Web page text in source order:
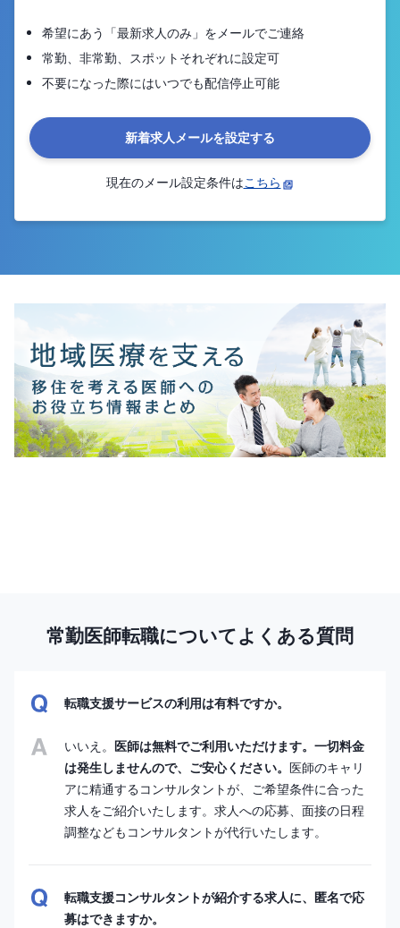
希望にあう「最新求人のみ」をメールでご連絡
常勤、非常勤、スポットそれぞれに設定可
不要になった際にはいつでも配信停止可能
新着求人メールを設定する
現在のメール設定条件はこちら
常勤医師転職についてよくある質問
転職支援サービスの利用は有料ですか。
いいえ。 医師は無料でご利用いただけます。一切料金
は発生しませんので、ご安心ください。 医師のキャリ
アに精通するコンサルタントが、ご希望条件に合った
求人をご紹介いたします。求人への応募、面接の日程
調整などもコンサルタントが代行いたします。
転職支援コンサルタントが紹介する求人に、匿名で応
募はできますか。